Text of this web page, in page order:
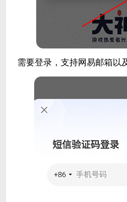
需要登录，支持网易邮箱以